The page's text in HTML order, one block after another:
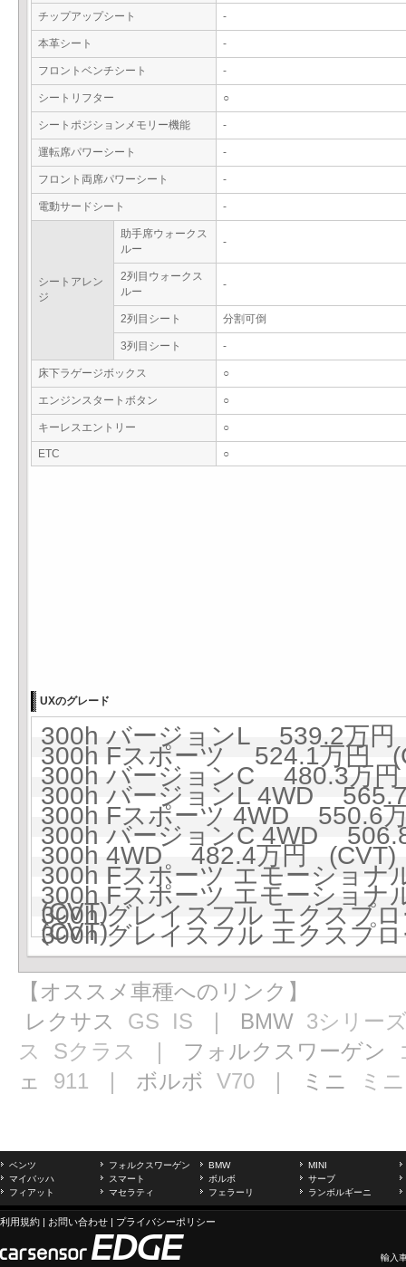
チップアップシート -
本革シート -
フロントベンチシート -
シートリフター ○
シートポジションメモリー機能 -
運転席パワーシート -
フロント両席パワーシート -
電動サードシート -
シートアレン
ジ
助手席ウォークス
ルー
-
2列目ウォークス
ルー
-
2列目シート 分割可倒
3列目シート -
床下ラゲージボックス ○
エンジンスタートボタン ○
キーレスエントリー ○
ETC ○
UXのグレード
300h バージョンL 539.2万
300h Fスポーツ 524.1万円
300h バージョンC 480.3万
300h バージョンL 4WD
300h Fスポーツ 4WD 550.6
300h バージョンC 4WD
300h 4WD 482.4万円 (CVT)
300h Fスポーツ エモーショ
(CVT)
300h Fスポーツ エモーショ
(CVT)
300h グレイスフル エクスプ
300h グレイスフル エクスプ
【オススメ車種へのリンク】
レクサス GS IS ｜ BMW 3シリー
ス
Sクラス ｜ フォルクスワーゲン
ェ 911 ｜ ボルボ V70 ｜ ミニ ミニ
ベンツ フォルクスワーゲン BMW
MINI
マイバッハ
スマート ボルボ
サーブ
フィアット
マセラティ フェラーリ ランボルギーニ
利用規約 | お問い合わせ | プライバシーポリシー
輸入